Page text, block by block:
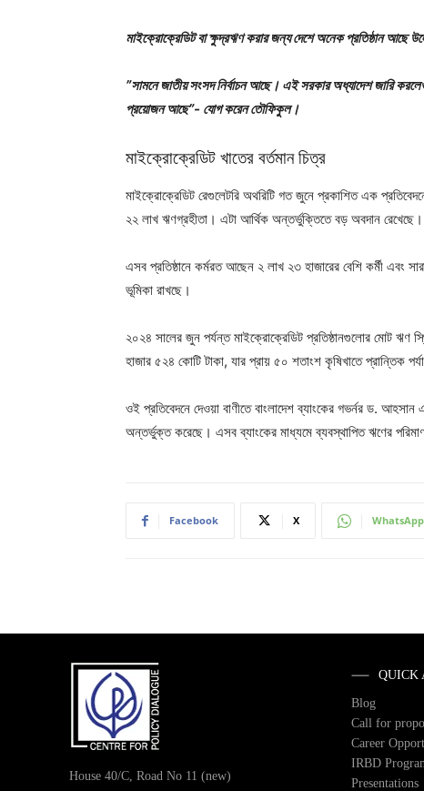
মাইক্রোক্রেডিট বা ক্ষুদ্রঋণ করার জন্য দেশে অনেক প্রতিষ্ঠান আছে
”সামনে জাতীয় সংসদ নির্বাচন আছে। এই সরকার অধ্যাদেশ জারি
প্রয়োজন আছে”- যোগ করেন তৌফিকুল।
মাইক্রোক্রেডিট খাতের বর্তমান চিত্র
মাইক্রোক্রেডিট রেগুলেটরি অথরিটি গত জুনে প্রকাশিত এক
২২ লাখ ঋণগ্রহীতা। এটা আর্থিক অন্তর্ভুক্তিতে বড় অবদান রেখেছে।
এসব প্রতিষ্ঠানে কর্মরত আছেন ২ লাখ ২৩ হাজারের বেশি কর্মী এবং
ভূমিকা রাখছে।
২০২৪ সালের জুন পর্যন্ত মাইক্রোক্রেডিট প্রতিষ্ঠানগুলোর মোট ঋণ
হাজার ৫২৪ কোটি টাকা, যার প্রায় ৫০ শতাংশ কৃষিখাতে প্রান্তিক
ওই প্রতিবেদনে দেওয়া বাণীতে বাংলাদেশ ব্যাংকের গভর্নর ড.
অন্তর্ভুক্ত করেছে। এসব ব্যাংকের মাধ্যমে ব্যবস্থাপিত ঋণের
Facebook X WhatsApp
House 40/C, Road No 11 (new)
QUICK
Blog
Call for
Career
IRBD
Presentations